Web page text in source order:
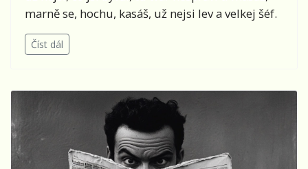
marně se, hochu, kasáš, už nejsi lev a velkej šéf.
Číst dál